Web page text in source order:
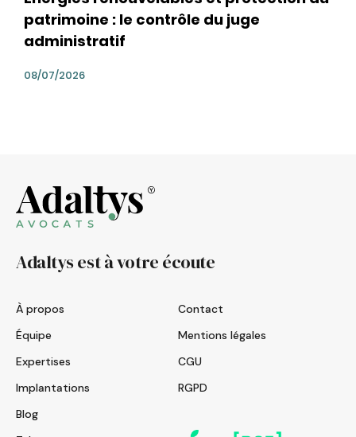
patrimoine : le contrôle du juge
administratif
08/07/2026
Adaltys est à votre écoute
À propos
Équipe
Expertises
Implantations
Blog
Contact
Mentions légales
CGU
RGPD